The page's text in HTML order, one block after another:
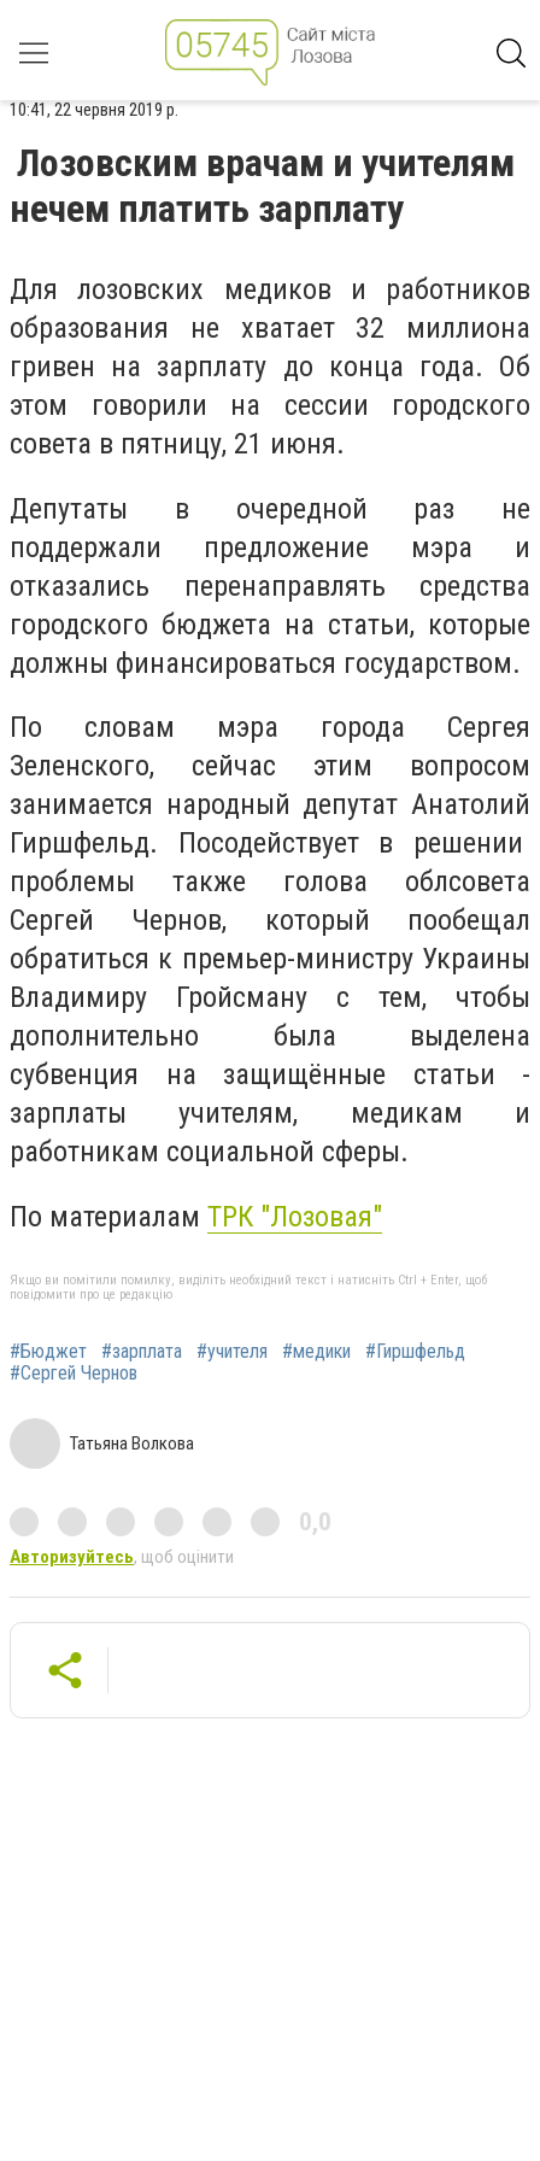
10:41, 22 червня 2019 р.
Лозовским врачам и учителям
нечем платить зарплату
Для лозовских медиков и работников
образования не хватает 32 миллиона
гривен на зарплату до конца года. Об
этом говорили на сессии городского
совета в пятницу, 21 июня.
Депутаты в очередной раз не
поддержали предложение мэра и
отказались перенаправлять средства
городского бюджета на статьи, которые
должны финансироваться государством.
По словам мэра города Сергея
Зеленского, сейчас этим вопросом
занимается народный депутат Анатолий
Гиршфельд. Посодействует в решении
проблемы также голова облсовета
Сергей Чернов, который пообещал
обратиться к премьер-министру Украины
Владимиру Гройсману с тем, чтобы
дополнительно была выделена
субвенция на защищённые статьи -
зарплаты учителям, медикам и
работникам социальной сферы.
По материалам ТРК "Лозовая"
Якщо ви помітили помилку, виділіть необхідний текст і натисніть Ctrl + Enter, щоб
повідомити про це редакцію
#Бюджет #зарплата #учителя #медики
#Гиршфельд
#Сергей Чернов
Татьяна Волкова
0,0
Авторизуйтесь, щоб оцінити